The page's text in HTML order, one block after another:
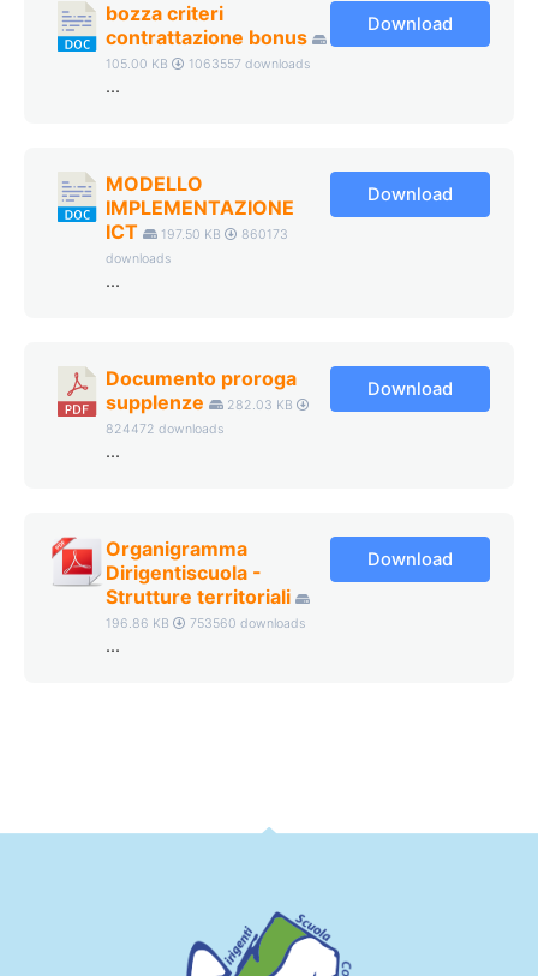
bozza criteri
contrattazione bonus
105.00 KB 1063557 downloads
...
Download
MODELLO
IMPLEMENTAZIONE
ICT
197.50 KB
860173
downloads
...
Download
Documento proroga
supplenze
282.03 KB
824472 downloads
...
Download
Organigramma
Dirigentiscuola -
Strutture territoriali
196.86 KB 753560 downloads
...
Download